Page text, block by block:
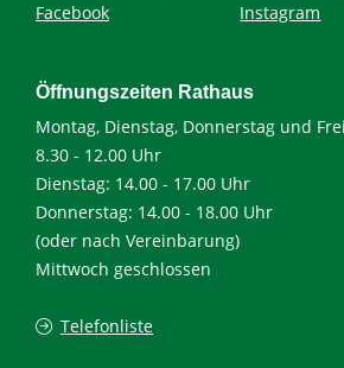
Facebook
Instagram
Öffnungszeiten Rathaus
Montag, Dienstag, Donnerstag und
8.30 - 12.00 Uhr
Dienstag: 14.00 - 17.00 Uhr
Donnerstag: 14.00 - 18.00 Uhr
(oder nach Vereinbarung)
Mittwoch geschlossen
Telefonliste